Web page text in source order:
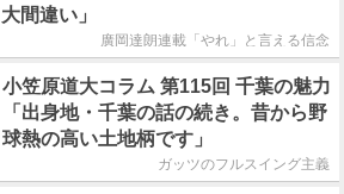
大間違い」
廣岡達朗連載「やれ」と言える信念
小笠原道大コラム 第115回 千葉の魅力
「出身地・千葉の話の続き。昔から野
球熱の高い土地柄です」
ガッツのフルスイング主義